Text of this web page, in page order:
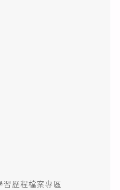
習歷程檔案專區